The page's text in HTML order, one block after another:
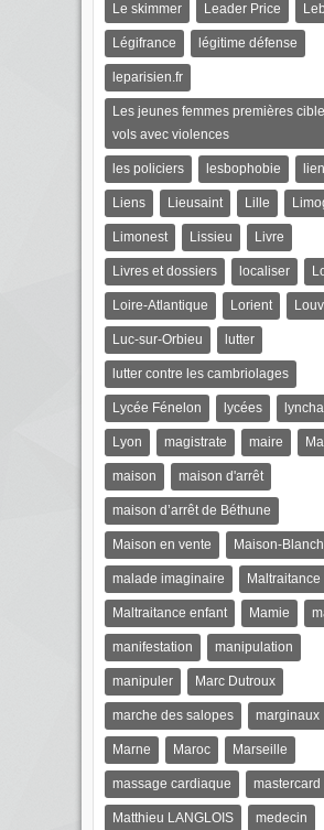
Le skimmer Leader Price
Légifrance légitime défense
leparisien.fr
Les jeunes femmes premières
vols avec violences
les policiers lesbophobie
Liens Lieusaint Lille
Limonest Lissieu Livre
Livres et dossiers localiser
Loire-Atlantique Lorient
Luc-sur-Orbieu lutter
lutter contre les cambriolages
Lycée Fénelon lycées
Lyon magistrate maire
maison maison d'arrêt
maison d’arrêt de Béthune
Maison en vente Maison-
malade imaginaire Maltraitance
Maltraitance enfant Mamie
manifestation manipulation
manipuler Marc Dutroux
marche des salopes marginaux
Marne Maroc Marseille
massage cardiaque mastercard
Matthieu LANGLOIS medecin